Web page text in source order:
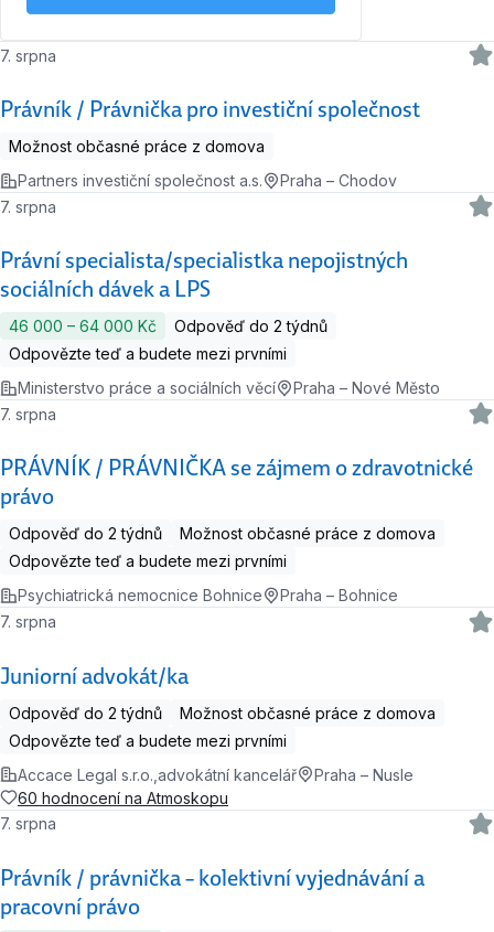
Právník / Právnička pro investiční společnost
7. srpna
Možnost občasné práce z domova
Partners investiční společnost a.s.
Praha – Chodov
Právní specialista/specialistka nepojistných
sociálních dávek a LPS
7. srpna
46 000 ‍–‍ 64 000 Kč
Odpověď do 2 týdnů
Odpovězte teď a budete mezi prvními
Ministerstvo práce a sociálních věcí
Praha – Nové Město
PRÁVNÍK / PRÁVNIČKA se zájmem o zdravotnické
právo
7. srpna
Odpověď do 2 týdnů
Možnost občasné práce z domova
Odpovězte teď a budete mezi prvními
Psychiatrická nemocnice Bohnice
Praha – Bohnice
Juniorní advokát/ka
7. srpna
Odpověď do 2 týdnů
Možnost občasné práce z domova
Odpovězte teď a budete mezi prvními
Accace Legal s.r.o.,advokátní kancelář
Praha – Nusle
60 hodnocení na Atmoskopu
Právník / právnička – kolektivní vyjednávání a
pracovní právo
7. srpna